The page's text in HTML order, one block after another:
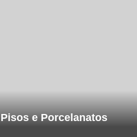
Pisos e Porcelanatos